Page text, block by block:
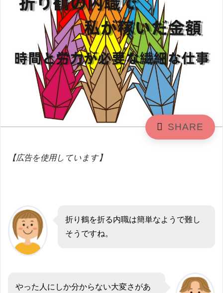
【広告を使用しています】
折り鶴を折る内職は簡単なようで難し
そうですね。
やった人にしか分からない大変さがあ